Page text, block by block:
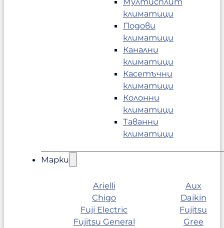
климатици
Подови
климатици
Канални
климатици
Касетъчни
климатици
Колонни
климатици
Таванни
климатици
Марки
Arielli
Aux
Chigo
Daikin
Fuji Electric
Fujitsu
Fujitsu General
Gree